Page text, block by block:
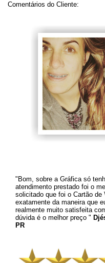
Comentários do Cliente:
"Bom, sobre a Gráfica só
atendimento prestado foi o
solicitado que foi o Cartão
exatamente da maneira que
realmente muito satisfeita
dúvida é o melhor preço "
PR